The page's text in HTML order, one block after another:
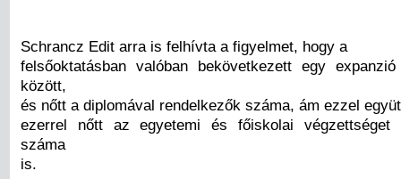
Schrancz Edit arra is felhívta a figyelmet, hogy a
felsőoktatásban valóban bekövetkezett egy
között,
és nőtt a diplomával rendelkezők száma, ám ezzel
ezerrel nőtt az egyetemi és főiskolai végzettséget
száma
is.